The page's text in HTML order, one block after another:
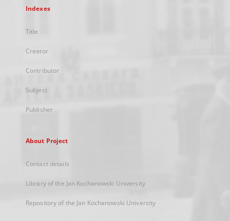
Indexes
Title
Creator
Contributor
Subject
Publisher
About Project
Contact details
Library of the Jan Kochanowski University
Repository of the Jan Kochanowski University